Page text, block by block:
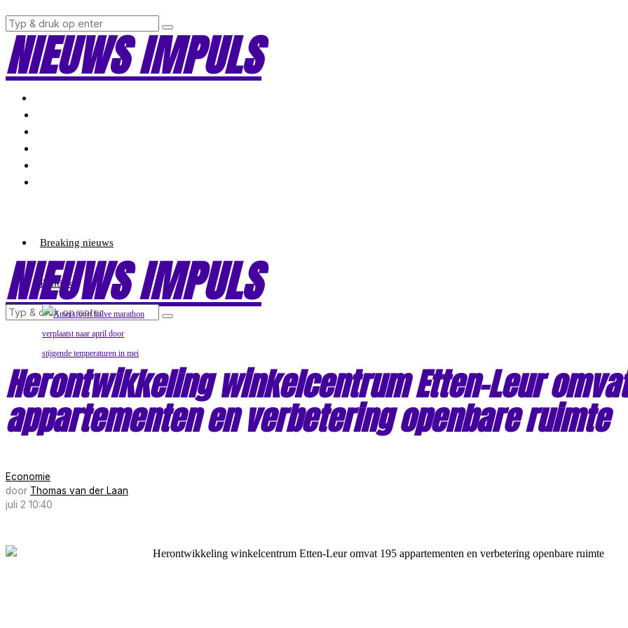
NIEUWS IMPULS
Breaking nieuws
Politiek
NIEUWS IMPULS
Herontwikkeling winkelcentrum Etten-Leur
appartementen en verbetering openbare ruimte
Economie
door Thomas van der Laan
juli 2 10:40